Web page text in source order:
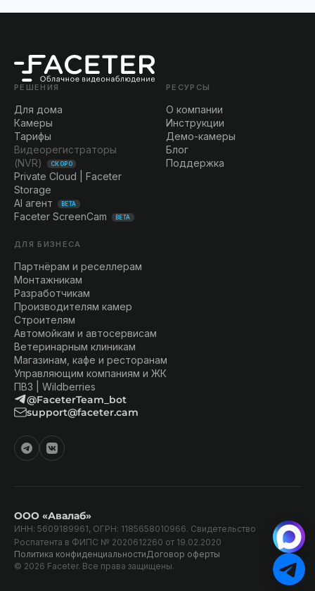
РЕШЕНИЯ
Для дома
Камеры
Тарифы
Видеорегистраторы
(NVR)
СКОРО
Private Cloud | Faceter
Storage
AI агент
BETA
Faceter ScreenCam BETA
РЕСУРСЫ
О компании
Инструкции
Демо-камеры
Блог
Поддержка
ДЛЯ БИЗНЕСА
Партнёрам и реселлерам
Монтажникам
Разработчикам
Производителям камер
Строителям
Автомойкам и автосервисам
Ветеринарным клиникам
Магазинам, кафе и ресторанам
Управляющим компаниям и ЖК
ПВЗ | Wildberries
@FaceterTeam_bot
support@faceter.cam
ООО «Авалаб»
ИНН: 5609189961, ОГРН: 1185658010966. Свидетельство
Роспатента в ФИПС № 2020612260 от 19.02.2020
Политика конфиденциальностиДоговор оферты
© 2026 Faceter. Все права защищены.